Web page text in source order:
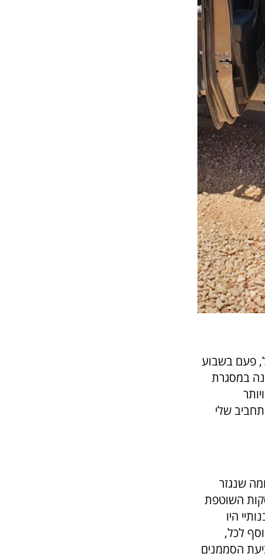
פעם בשבוע
מספר בחיוך. "חצי השנה ההיא, הפכה ליותר מ- 30 שנה במסגרת
שלי
שנגזר
השוטפת
היו
לכל,
הסממנים